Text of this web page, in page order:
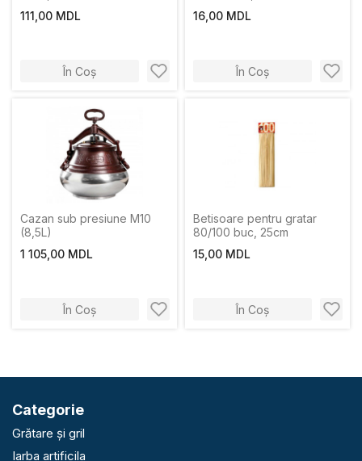
111,00 MDL
În Coș
16,00 MDL
În Coș
Cazan sub presiune M10
(8,5L)
1 105,00 MDL
În Coș
Betisoare pentru gratar
80/100 buc, 25cm
15,00 MDL
În Coș
Categorie
Grătare și gril
Iarba artificila